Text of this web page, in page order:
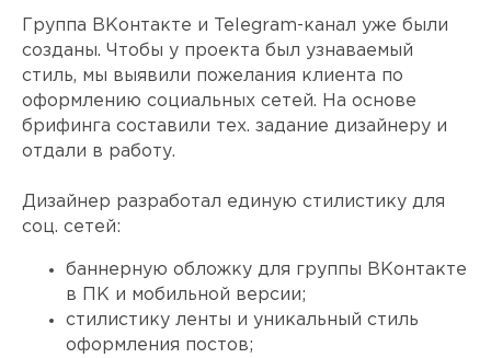
Группа ВКонтакте и Telegram-канал уже были
созданы. Чтобы у проекта был узнаваемый
стиль, мы выявили пожелания клиента по
оформлению социальных сетей. На основе
брифинга составили тех. задание дизайнеру и
отдали в работу.
Дизайнер разработал единую стилистику для
соц. сетей:
баннерную обложку для группы ВКонтакте
в ПК и мобильной версии;
стилистику ленты и уникальный стиль
оформления постов;